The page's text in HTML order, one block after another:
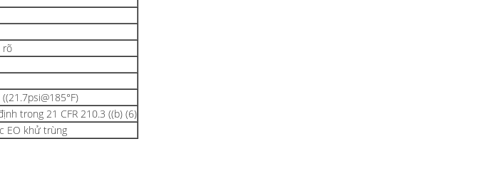
rõ
trong 21 CFR 210.3 ((b) (6)
EO khử trùng